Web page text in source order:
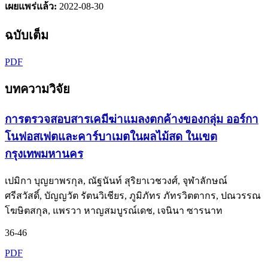
เผยแพร่แล้ว: 2022-08-30
ฉบับเต็ม
PDF
บทความวิจัย
การตรวจสอบสารเคมีฆ่าแมลงตกค้างของกลุ่ม ออร์กา
โนฟอสเฟตและคาร์บาเมตในผลไม้สด ในเขต
กรุงเทพมหานคร
เปมิกา บุญยาพรกุล, ณัฐนันท์ สุริยาเวชวงศ์, จุฬาลักษณ์
ศรีสวัสดิ์, บัญญวัต รัตนวิเชียร, ภูมิภัทร ภัทรวิตตากร, ปณวรรณ
โฆษิตสกุล, แพรวา หาญสมบูรณ์เดช, เจนินา ซารนาท
36-46
PDF